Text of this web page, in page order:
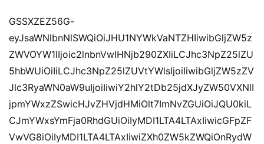
GSSXZEZ56G-
eyJsaWNlbnNlSWQiOiJHU1NYWkVaNTZHIiwibGljZW5z
ZWVOYW1lIjoic2lnbnVwIHNjb290ZXIiLCJhc3NpZ25lZU
5hbWUiOiIiLCJhc3NpZ25lZUVtYWlsIjoiIiwibGljZW5zZV
Jlc3RyaWN0aW9uIjoiIiwiY2hlY2tDb25jdXJyZW50VXNlI
jpmYWxzZSwicHJvZHVjdHMiOlt7ImNvZGUiOiJQU0kiL
CJmYWxsYmFja0RhdGUiOiIyMDI1LTA4LTAxIiwicGFpZF
VwVG8iOiIyMDI1LTA4LTAxIiwiZXh0ZW5kZWQiOnRydW